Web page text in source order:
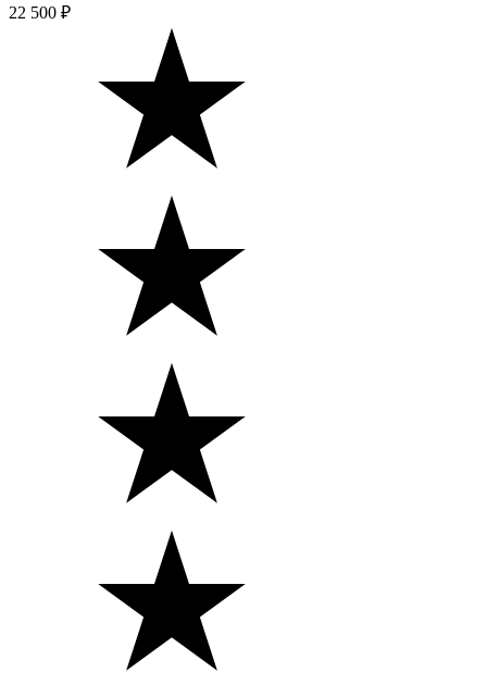
22 500 ₽